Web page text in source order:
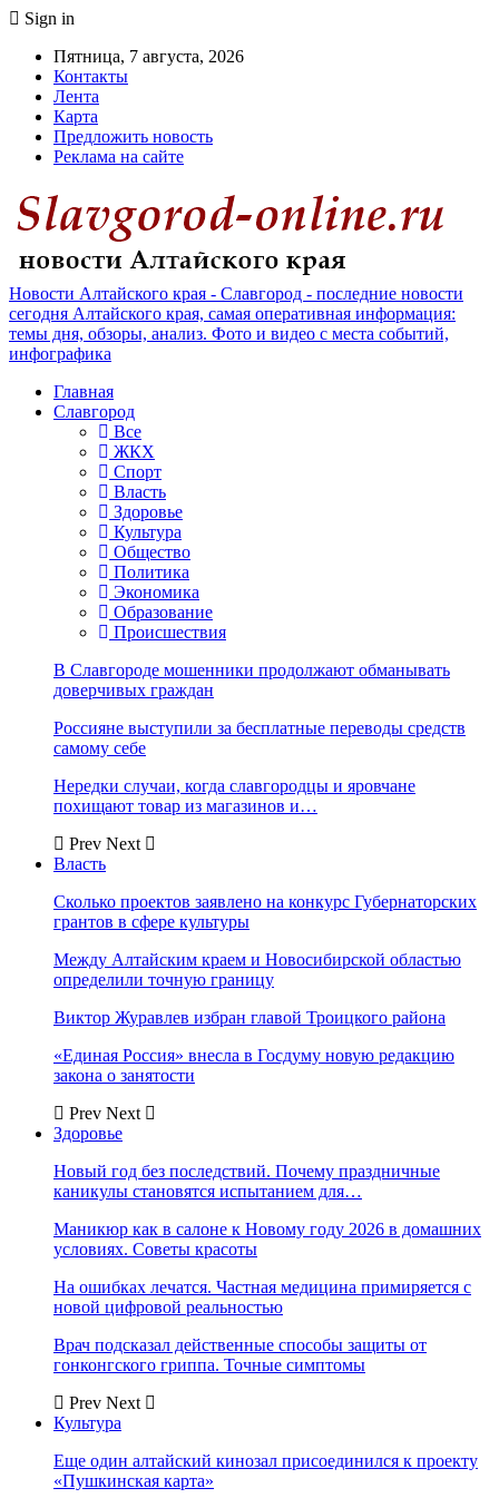
Sign in
Пятница, 7 августа, 2026
Контакты
Лента
Карта
Предложить новость
Реклама на сайте
Новости Алтайского края - Славгород - последние новости
сегодня Алтайского края, самая оперативная информация:
темы дня, обзоры, анализ. Фото и видео с места событий,
инфографика
Главная
Славгород
Все
ЖКХ
Спорт
Власть
Здоровье
Культура
Общество
Политика
Экономика
Образование
Происшествия
В Славгороде мошенники продолжают обманывать
доверчивых граждан
Россияне выступили за бесплатные переводы средств
самому себе
Нередки случаи, когда славгородцы и яровчане
похищают товар из магазинов и…
Prev Next
Власть
Сколько проектов заявлено на конкурс Губернаторских
грантов в сфере культуры
Между Алтайским краем и Новосибирской областью
определили точную границу
Виктор Журавлев избран главой Троицкого района
«Единая Россия» внесла в Госдуму новую редакцию
закона о занятости
Prev Next
Здоровье
Новый год без последствий. Почему праздничные
каникулы становятся испытанием для…
Маникюр как в салоне к Новому году 2026 в домашних
условиях. Советы красоты
На ошибках лечатся. Частная медицина примиряется с
новой цифровой реальностью
Врач подсказал действенные способы защиты от
гонконгского гриппа. Точные симптомы
Prev Next
Культура
Еще один алтайский кинозал присоединился к проекту
«Пушкинская карта»